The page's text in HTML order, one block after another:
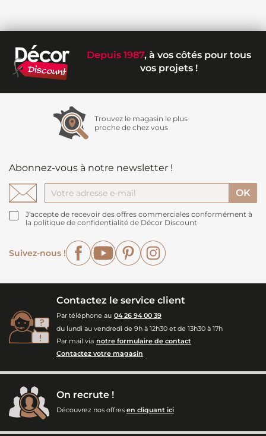
Depuis 1987, à vos côtés pour tous
vos projets !
Trouvez le magasin le plus
proche de chez vous
Abonnez-vous à notre newsletter !
J'accepte de recevoir des offres commerciales conformément à
la politique de confidentialité de Décor Discount
Suivez-nous !
FacebookYouTubePinterest
Contactez le service client
Par téléphone au 04 26 94 00 39
du lundi au vendredi de 9h à 12h30 et de 13h30 à 17h
Par mail via notre formulaire de contact
Contactez votre magasin
On recrute !
Découvrez nos offres en cliquant ici